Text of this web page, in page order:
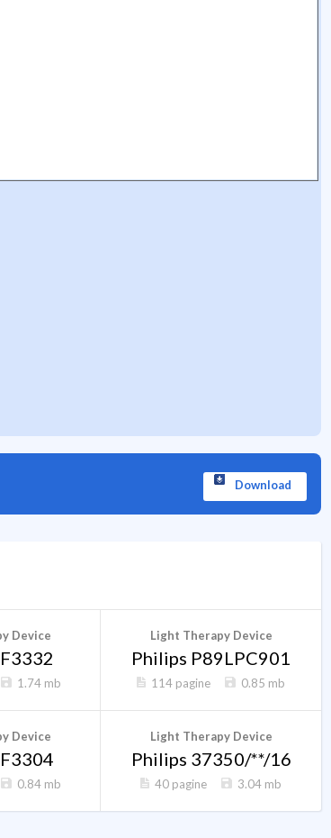
Download
Device
1.74 mb
Light Therapy Device
Philips P89LPC901
114 pagine 0.85 mb
Device
0.84 mb
Light Therapy Device
Philips 37350/**/16
40 pagine 3.04 mb